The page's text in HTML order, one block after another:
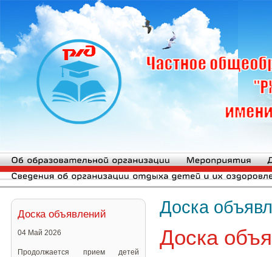
Доска объявлений
04 Май 2026
Продолжается прием детей
Доска
Доска